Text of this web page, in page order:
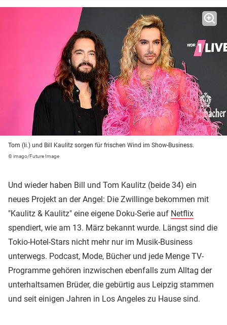
Tom (li.) und Bill Kaulitz sorgen für frischen Wind im Show-Business.
© imago/Future Image
Und wieder haben Bill und Tom Kaulitz (beide 34) ein
neues Projekt an der Angel: Die Zwillinge bekommen mit
"Kaulitz & Kaulitz" eine eigene Doku-Serie auf Netflix
spendiert, wie am 13. März bekannt wurde. Längst sind die
Tokio-Hotel-Stars nicht mehr nur im Musik-Business
unterwegs. Podcast, Mode, Bücher und jede Menge TV-
Programme gehören inzwischen ebenfalls zum Alltag der
unterhaltsamen Brüder, die gebürtig aus Leipzig stammen
und seit einigen Jahren in Los Angeles zu Hause sind.